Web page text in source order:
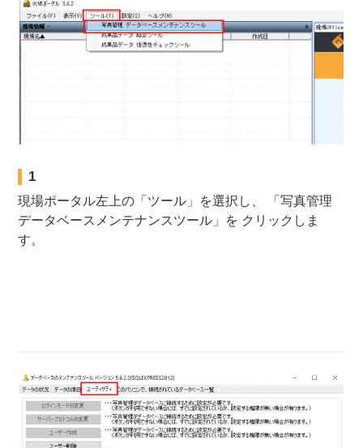
1
現場ポータル左上の「ツール」を選択し、 「写真管理
データベースメンテナンスツール」を クリックしま
す。